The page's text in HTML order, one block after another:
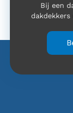
Bij een